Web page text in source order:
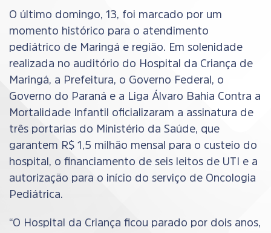
O último domingo, 13, foi marcado por um
momento histórico para o atendimento
pediátrico de Maringá e região. Em solenidade
realizada no auditório do Hospital da Criança de
Maringá, a Prefeitura, o Governo Federal, o
Governo do Paraná e a Liga Álvaro Bahia Contra a
Mortalidade Infantil oficializaram a assinatura de
três portarias do Ministério da Saúde, que
garantem R$ 1,5 milhão mensal para o custeio do
hospital, o financiamento de seis leitos de UTI e a
autorização para o início do serviço de Oncologia
Pediátrica.
“O Hospital da Criança ficou parado por dois anos,